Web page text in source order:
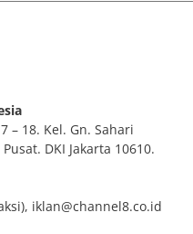
– 18. Kel. Gn. Sahari
DKI Jakarta 10610.
iklan@channel8.co.id